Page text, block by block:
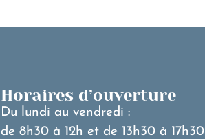
Horaires d’ouverture
Du lundi au vendredi :
de 8h30 à 12h et de 13h30 à 17h30